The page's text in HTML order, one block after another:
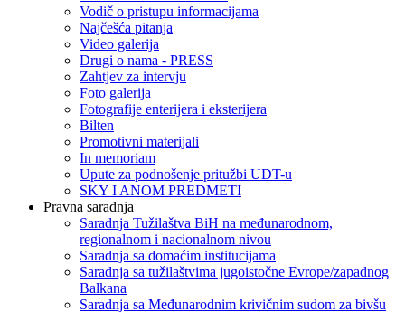
Vodič o pristupu informacijama
Najčešća pitanja
Video galerija
Drugi o nama - PRESS
Zahtjev za intervju
Foto galerija
Fotografije enterijera i eksterijera
Bilten
Promotivni materijali
In memoriam
Upute za podnošenje pritužbi UDT-u
SKY I ANOM PREDMETI
Pravna saradnja
Saradnja Tužilaštva BiH na međunarodnom,
regionalnom i nacionalnom nivou
Saradnja sa domaćim institucijama
Saradnja sa tužilaštvima jugoistočne Evrope/zapadnog
Balkana
Saradnja sa Međunarodnim krivičnim sudom za bivšu